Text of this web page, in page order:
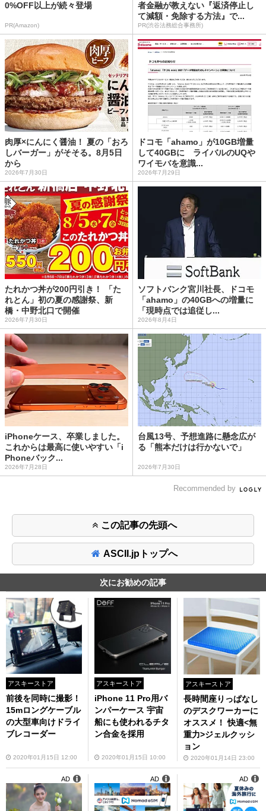
0%OFF以上が続々登場
PR(Amazon)
者金融が教えない『返済停止し
て減額・免除する方法』で...
PR(渋谷法務総合事務所)
肉厚×にんにく醤油！ 夏の「おろ
しバーガー」がそそる。8月5日
から
2026年7月30日
ドコモ「ahamo」が10GB増量
して40GBに ライバルのUQや
ワイモバを意識...
2026年7月29日
たれかつ丼が200円引き！ 「た
れとん」初の夏の感謝祭、新
橋・中野北口で開催
2026年7月30日
ソフトバンク宮川社長、ドコモ
「ahamo」の40GBへの増量に
「現時点では追従し...
2026年8月4日
iPhoneケース、卒業しました。
これからは最高に使いやすい「i
Phoneバック...
2026年7月28日
台風13号、予想進路に懸念広が
る「熊本だけは行かないで」
2026年7月30日
Recommended by
この記事の先頭へ
ASCII.jpトップへ
次にお勧めの記事
アスキーストア
前後を同時に撮影！
15mロングケーブル
の大型車向けドライ
ブレコーダー
2020年01月15日 12:00
アスキーストア
iPhone 11 Pro用バ
ンパーケース 宇宙
船にも使われるチタ
ン合金を採用
2020年01月15日 10:00
アスキーストア
長時間座りっぱなし
のデスクワーカーに
オススメ！ 快適<無
重力>ジェルクッシ
ョン
2020年01月14日 23:00
AD AD AD